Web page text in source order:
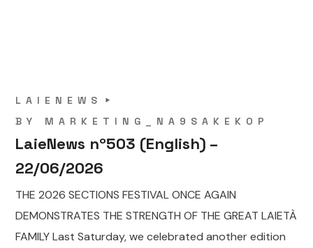
LAIENEWS
BY MARKETING_NA9SAKEKOP
LaieNews nº503 (English) –
22/06/2026
THE 2026 SECTIONS FESTIVAL ONCE AGAIN
DEMONSTRATES THE STRENGTH OF THE GREAT LAIETÀ
FAMILY Last Saturday, we celebrated another edition